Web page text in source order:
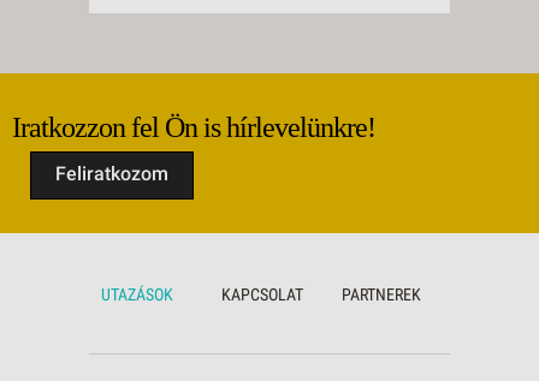
Iratkozzon fel Ön is hírlevelünkre!
Feliratkozom
UTAZÁSOK KAPCSOLAT PARTNEREK